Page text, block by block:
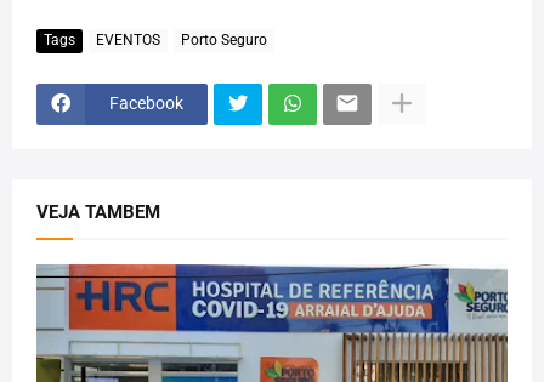
Tags EVENTOS Porto Seguro
Facebook
VEJA TAMBEM